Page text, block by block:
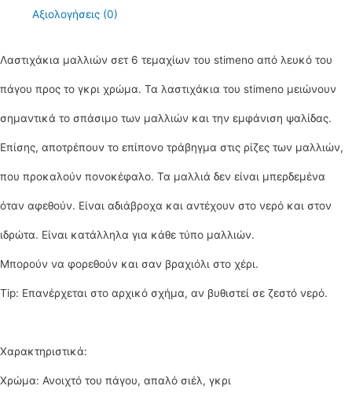
Αξιολογήσεις (0)
Λαστιχάκια μαλλιών σετ 6 τεμαχίων του stimeno από λευκό του
πάγου προς το γκρι χρώμα. Τα λαστιχάκια του stimeno μειώνουν
σημαντικά το σπάσιμο των μαλλιών και την εμφάνιση ψαλίδας.
Επίσης, αποτρέπουν το επίπονο τράβηγμα στις ρίζες των μαλλιών,
που προκαλούν πονοκέφαλο. Τα μαλλιά δεν είναι μπερδεμένα
όταν αφεθούν. Είναι αδιάβροχα και αντέχουν στο νερό και στον
ιδρώτα. Είναι κατάλληλα για κάθε τύπο μαλλιών.
Μπορούν να φορεθούν και σαν βραχιόλι στο χέρι.
Tip: Επανέρχεται στο αρχικό σχήμα, αν βυθιστεί σε ζεστό νερό.
Χαρακτηριστικά:
Χρώμα: Ανοιχτό του πάγου, απαλό σιέλ, γκρι